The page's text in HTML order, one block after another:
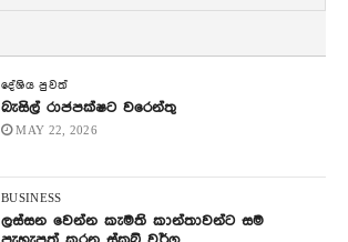
දේශිය පුවත්
බැසිල් රාජපක්ෂට වරෙන්තු
MAY 22, 2026
BUSINESS
ලස්සන වෙන්න කැමති කාන්තාවන්ට සම